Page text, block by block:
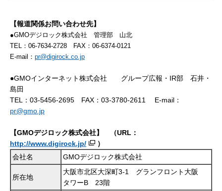
【報道関係お問い合わせ先】
●GMOデジロック株式会社 管理部 山北
TEL：06-7634-2728 FAX：06-6374-0121
E-mail： pr@digirock.co.jp
●GMOインターネット株式会社 グループ広報・IR部 石井・
島田
TEL：03-5456-2695 FAX：03-3780-2611 E-mail：
pr@gmo.jp
【GMOデジロック株式会社】 （URL ：
http://www.digirock.jp/
）
会社名
GMOデジロック株式会社
所在地
大阪市北区大深町3-1 グランフロント大阪
タワーB 23階